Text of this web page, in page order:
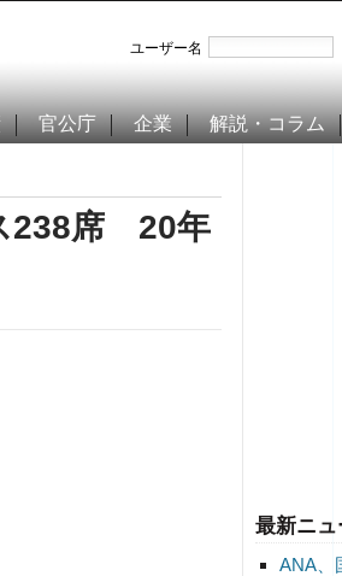
ユーザー名
官公庁 企業 解説・コラム
最新ニュ
ANA、
238席 20年